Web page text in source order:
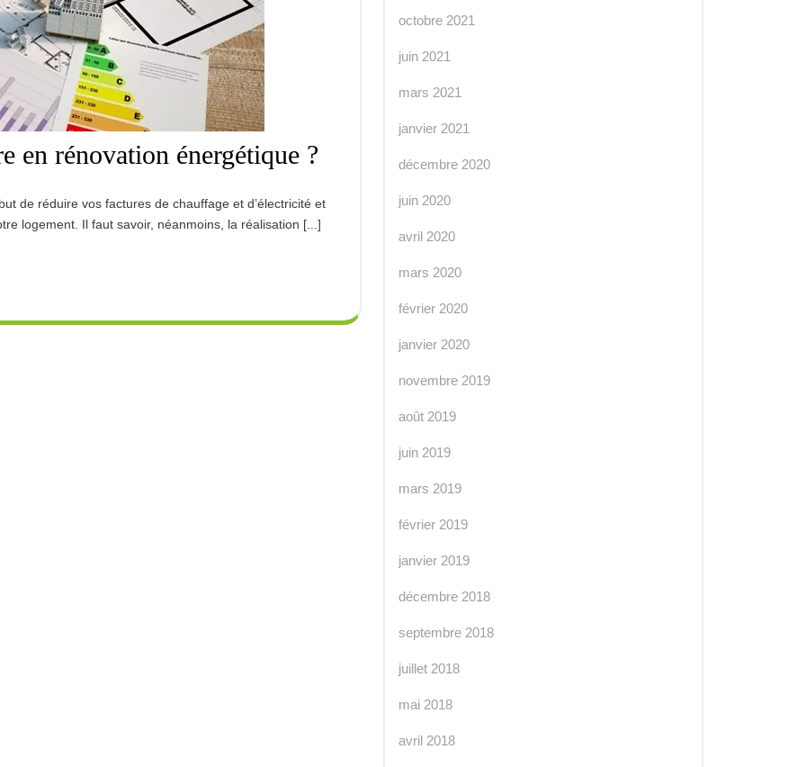
en rénovation énergétique ?
entreprendre
rénovation
énergétique
logement. Il faut savoir, néanmoins, la réalisation [...]
octobre 2021
juin 2021
mars 2021
janvier 2021
décembre 2020
juin 2020
avril 2020
mars 2020
février 2020
janvier 2020
novembre 2019
août 2019
juin 2019
mars 2019
février 2019
janvier 2019
décembre 2018
septembre 2018
juillet 2018
mai 2018
avril 2018